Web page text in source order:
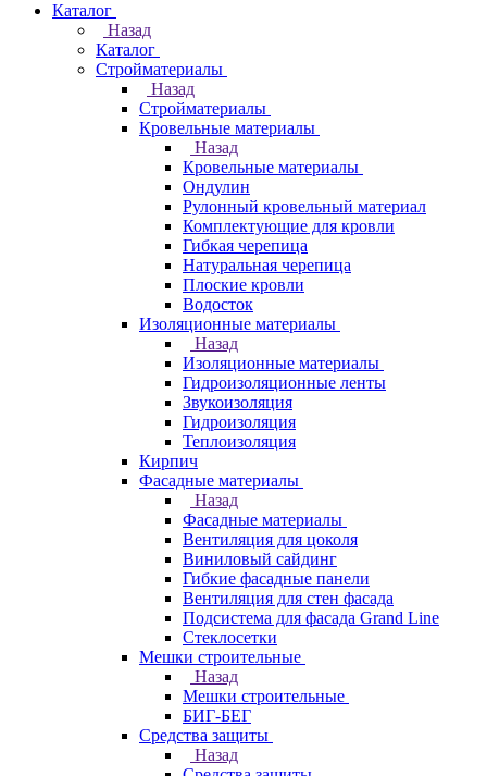
Каталог
Назад
Каталог
Стройматериалы
Назад
Стройматериалы
Кровельные материалы
Назад
Кровельные материалы
Ондулин
Рулонный кровельный материал
Комплектующие для кровли
Гибкая черепица
Натуральная черепица
Плоские кровли
Водосток
Изоляционные материалы
Назад
Изоляционные материалы
Гидроизоляционные ленты
Звукоизоляция
Гидроизоляция
Теплоизоляция
Кирпич
Фасадные материалы
Назад
Фасадные материалы
Вентиляция для цоколя
Виниловый сайдинг
Гибкие фасадные панели
Вентиляция для стен фасада
Подсистема для фасада Grand Line
Стеклосетки
Мешки строительные
Назад
Мешки строительные
БИГ-БЕГ
Средства защиты
Назад